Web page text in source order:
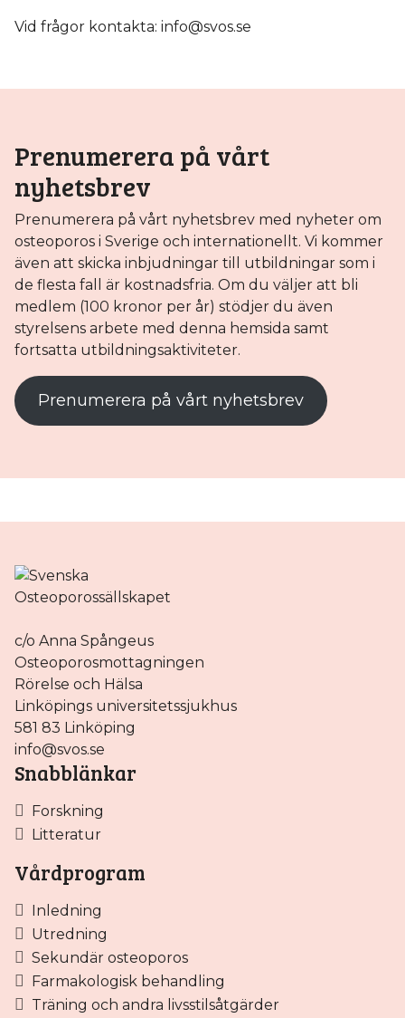
Vid frågor kontakta: info@svos.se
Prenumerera på vårt
nyhetsbrev
Prenumerera på vårt nyhetsbrev med nyheter om
osteoporos i Sverige och internationellt. Vi kommer
även att skicka inbjudningar till utbildningar som i
de flesta fall är kostnadsfria. Om du väljer att bli
medlem (100 kronor per år) stödjer du även
styrelsens arbete med denna hemsida samt
fortsatta utbildningsaktiviteter.
Prenumerera på vårt nyhetsbrev
c/o Anna Spångeus
Osteoporosmottagningen
Rörelse och Hälsa
Linköpings universitetssjukhus
581 83 Linköping
info@svos.se
Snabblänkar
Forskning
Litteratur
Vårdprogram
Inledning
Utredning
Sekundär osteoporos
Farmakologisk behandling
Träning och andra livsstilsåtgärder